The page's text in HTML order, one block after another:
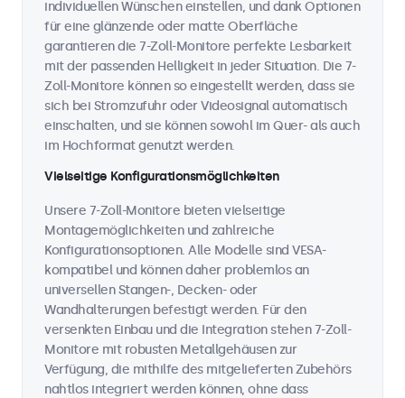
individuellen Wünschen einstellen, und dank Optionen
für eine glänzende oder matte Oberfläche
garantieren die 7-Zoll-Monitore perfekte Lesbarkeit
mit der passenden Helligkeit in jeder Situation. Die 7-
Zoll-Monitore können so eingestellt werden, dass sie
sich bei Stromzufuhr oder Videosignal automatisch
einschalten, und sie können sowohl im Quer- als auch
im Hochformat genutzt werden.
Vielseitige Konfigurationsmöglichkeiten
Unsere 7-Zoll-Monitore bieten vielseitige
Montagemöglichkeiten und zahlreiche
Konfigurationsoptionen. Alle Modelle sind VESA-
kompatibel und können daher problemlos an
universellen Stangen-, Decken- oder
Wandhalterungen befestigt werden. Für den
versenkten Einbau und die Integration stehen 7-Zoll-
Monitore mit robusten Metallgehäusen zur
Verfügung, die mithilfe des mitgelieferten Zubehörs
nahtlos integriert werden können, ohne dass